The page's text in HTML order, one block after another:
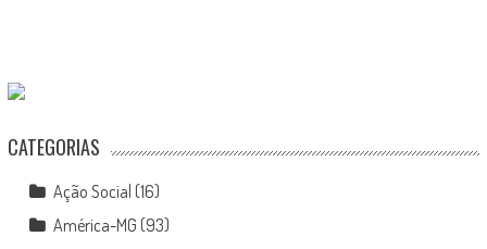
CATEGORIAS
Ação Social (16)
América-MG (93)